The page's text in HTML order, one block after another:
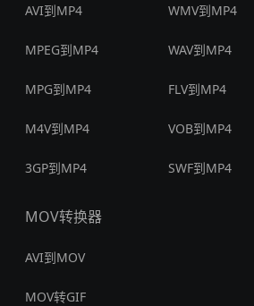
AVI到MP4 WMV到MP4
MPEG到MP4 WAV到MP4
MPG到MP4 FLV到MP4
M4V到MP4 VOB到MP4
3GP到MP4 SWF到MP4
MOV转换器
AVI到MOV
MOV转GIF